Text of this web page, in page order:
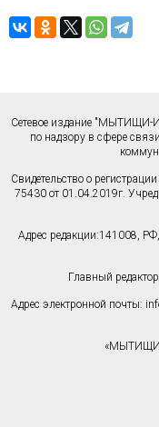
Сетевое издание "МЫТИЩИ-
по надзору в сфере
Свидетельство о
75430 от 01.04.2019г.
Адрес редакции:141008,
Главный
Адрес электронной почты: